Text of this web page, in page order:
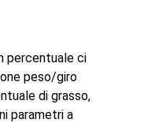
percentuale ci
peso/giro
di grasso,
parametri a